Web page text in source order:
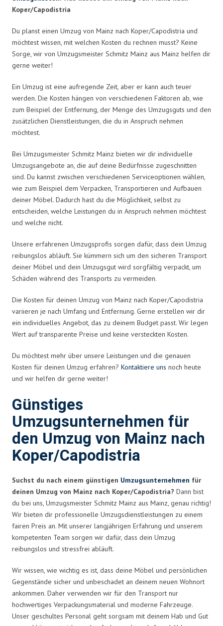
Koper/Capodistria
Du planst einen Umzug von Mainz nach Koper/Capodistria und
möchtest wissen, mit welchen Kosten du rechnen musst? Keine
Sorge, wir von Umzugsmeister Schmitz Mainz aus Mainz helfen dir
gerne weiter!
Ein Umzug ist eine aufregende Zeit, aber er kann auch teuer
werden. Die Kosten hängen von verschiedenen Faktoren ab, wie
zum Beispiel der Entfernung, der Menge des Umzugsguts und den
zusätzlichen Dienstleistungen, die du in Anspruch nehmen
möchtest.
Bei Umzugsmeister Schmitz Mainz bieten wir dir individuelle
Umzugsangebote an, die auf deine Bedürfnisse zugeschnitten
sind. Du kannst zwischen verschiedenen Serviceoptionen wählen,
wie zum Beispiel dem Verpacken, Transportieren und Aufbauen
deiner Möbel. Dadurch hast du die Möglichkeit, selbst zu
entscheiden, welche Leistungen du in Anspruch nehmen möchtest
und welche nicht.
Unsere erfahrenen Umzugsprofis sorgen dafür, dass dein Umzug
reibungslos abläuft. Sie kümmern sich um den sicheren Transport
deiner Möbel und dein Umzugsgut wird sorgfältig verpackt, um
Schäden während des Transports zu vermeiden.
Die Kosten für deinen Umzug von Mainz nach Koper/Capodistria
variieren je nach Umfang und Entfernung. Gerne erstellen wir dir
ein individuelles Angebot, das zu deinem Budget passt. Wir legen
Wert auf transparente Preise und keine versteckten Kosten.
Du möchtest mehr über unsere Leistungen und die genauen
Kosten für deinen Umzug erfahren? Kontaktiere uns noch heute
und wir helfen dir gerne weiter!
Günstiges
Umzugsunternehmen für
den Umzug von Mainz nach
Koper/Capodistria
Suchst du nach einem günstigen Umzugsunternehmen für
deinen Umzug von Mainz nach Koper/Capodistria? Dann bist
du bei uns, Umzugsmeister Schmitz Mainz aus Mainz, genau richtig!
Wir bieten dir professionelle Umzugsdienstleistungen zu einem
fairen Preis an. Mit unserer langjährigen Erfahrung und unserem
kompetenten Team sorgen wir dafür, dass dein Umzug
reibungslos und stressfrei abläuft.
Wir wissen, wie wichtig es ist, dass deine Möbel und persönlichen
Gegenstände sicher und unbeschadet an deinem neuen Wohnort
ankommen. Daher verwenden wir für den Transport nur
hochwertiges Verpackungsmaterial und moderne Fahrzeuge.
Unser geschultes Personal geht sorgsam mit deinem Hab und Gut